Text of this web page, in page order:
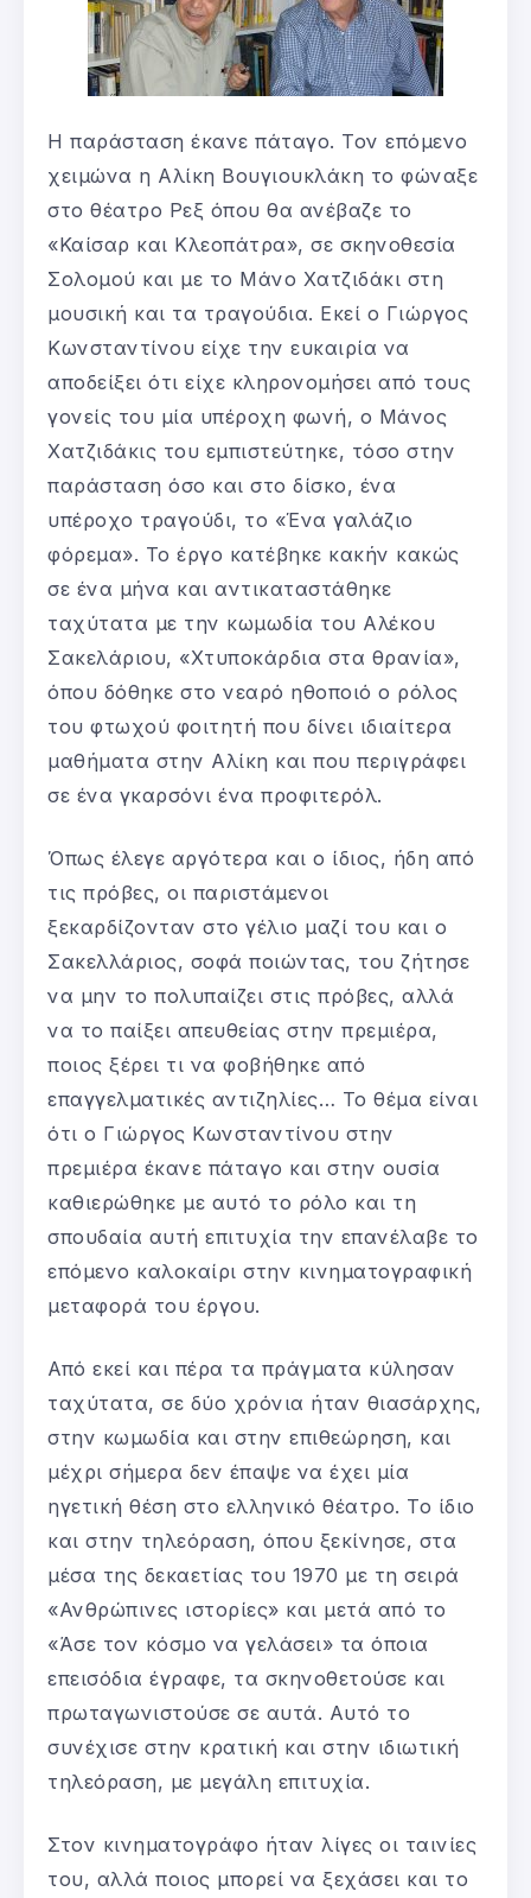
Η παράσταση έκανε πάταγο. Τον επόμενο
χειμώνα η Αλίκη Βουγιουκλάκη το φώναξε
στο θέατρο Ρεξ όπου θα ανέβαζε το
«Καίσαρ και Κλεοπάτρα», σε σκηνοθεσία
Σολομού και με το Μάνο Χατζιδάκι στη
μουσική και τα τραγούδια. Εκεί ο Γιώργος
Κωνσταντίνου είχε την ευκαιρία να
αποδείξει ότι είχε κληρονομήσει από τους
γονείς του μία υπέροχη φωνή, ο Μάνος
Χατζιδάκις του εμπιστεύτηκε, τόσο στην
παράσταση όσο και στο δίσκο, ένα
υπέροχο τραγούδι, το «Ένα γαλάζιο
φόρεμα». Το έργο κατέβηκε κακήν κακώς
σε ένα μήνα και αντικαταστάθηκε
ταχύτατα με την κωμωδία του Αλέκου
Σακελάριου, «Χτυποκάρδια στα θρανία»,
όπου δόθηκε στο νεαρό ηθοποιό ο ρόλος
του φτωχού φοιτητή που δίνει ιδιαίτερα
μαθήματα στην Αλίκη και που περιγράφει
σε ένα γκαρσόνι ένα προφιτερόλ.
Όπως έλεγε αργότερα και ο ίδιος, ήδη από
τις πρόβες, οι παριστάμενοι
ξεκαρδίζονταν στο γέλιο μαζί του και ο
Σακελλάριος, σοφά ποιώντας, του ζήτησε
να μην το πολυπαίζει στις πρόβες, αλλά
να το παίξει απευθείας στην πρεμιέρα,
ποιος ξέρει τι να φοβήθηκε από
επαγγελματικές αντιζηλίες… Το θέμα είναι
ότι ο Γιώργος Κωνσταντίνου στην
πρεμιέρα έκανε πάταγο και στην ουσία
καθιερώθηκε με αυτό το ρόλο και τη
σπουδαία αυτή επιτυχία την επανέλαβε το
επόμενο καλοκαίρι στην κινηματογραφική
μεταφορά του έργου.
Από εκεί και πέρα τα πράγματα κύλησαν
ταχύτατα, σε δύο χρόνια ήταν θιασάρχης,
στην κωμωδία και στην επιθεώρηση, και
μέχρι σήμερα δεν έπαψε να έχει μία
ηγετική θέση στο ελληνικό θέατρο. Το ίδιο
και στην τηλεόραση, όπου ξεκίνησε, στα
μέσα της δεκαετίας του 1970 με τη σειρά
«Ανθρώπινες ιστορίες» και μετά από το
«Άσε τον κόσμο να γελάσει» τα όποια
επεισόδια έγραφε, τα σκηνοθετούσε και
πρωταγωνιστούσε σε αυτά. Αυτό το
συνέχισε στην κρατική και στην ιδιωτική
τηλεόραση, με μεγάλη επιτυχία.
Στον κινηματογράφο ήταν λίγες οι ταινίες
του, αλλά ποιος μπορεί να ξεχάσει και το